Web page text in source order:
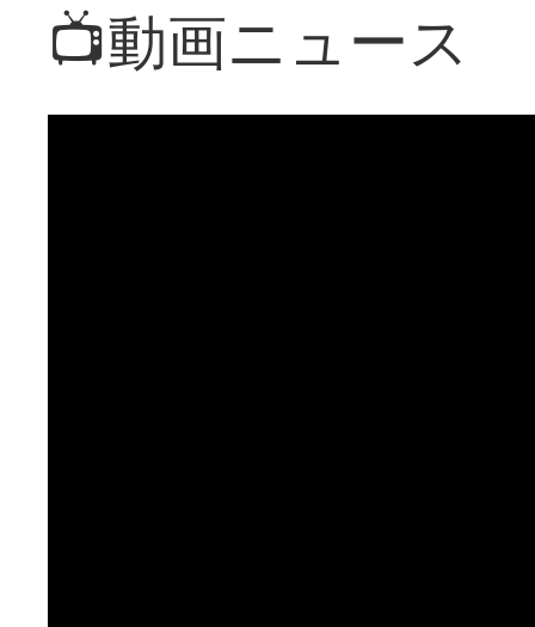
📺動画ニュース